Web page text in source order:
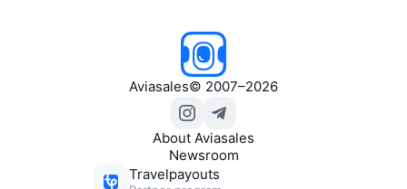
Aviasales© 2007–2026
About Aviasales
Newsroom
Travelpayouts